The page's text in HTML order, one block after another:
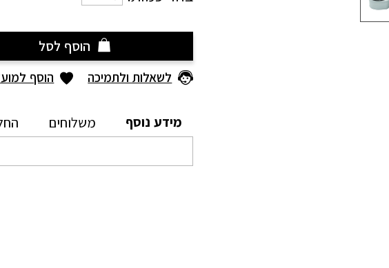
הוסף לסל
לשאלות ולתמיכה הוסף
מידע נוסף משלוחים